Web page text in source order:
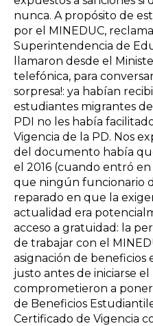
nunca. A propósito de
por el MINEDUC,
Superintendencia de
llamaron desde el
telefónica, para
sorpresa!: ya habían
estudiantes migrantes
PDI no les había
Vigencia de la PD. Nos
del documento había
el 2016 (cuando entró
que ningún funcionario
reparado en que la
actualidad era
acceso a gratuidad: la
de trabajar con el
asignación de beneficios
justo antes de iniciarse
comprometieron a
de Beneficios
Certificado de Vigencia